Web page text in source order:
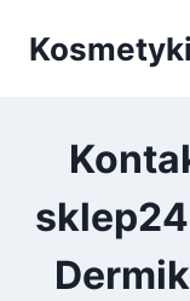
sklep24